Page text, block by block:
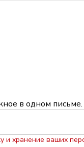
в одном
и хранение ваших